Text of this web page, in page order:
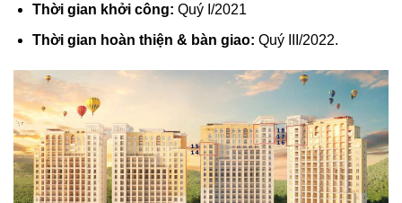
Thời gian khởi công: Quý I/2021
Thời gian hoàn thiện & bàn giao: Quý III/2022.